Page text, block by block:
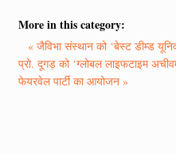
More in this category:
« जैविभा संस्थान को ‘बेस्ट डीम्ड
प्रो. दूगड़ को ‘ग्लोबल लाइफटाइम
फेयरवेल पार्टी का आयोजन »